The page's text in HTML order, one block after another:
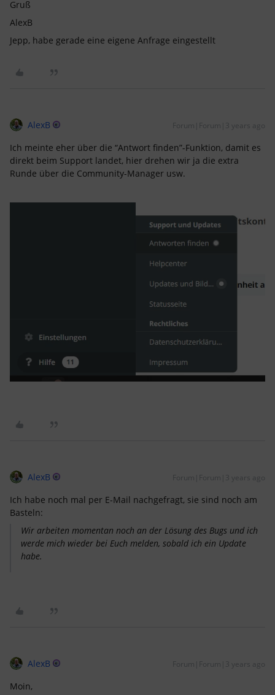
Gruß
AlexB
Jepp, habe gerade eine eigene Anfrage eingestellt
AlexB Forum|Forum|3 years ago
Ich meinte eher über die “Antwort finden”-Funktion, damit es
direkt beim Support landet, hier drehen wir ja die extra
Runde über die Community-Manager usw.
AlexB Forum|Forum|3 years ago
Ich habe noch mal per E-Mail nachgefragt, sie sind noch am
Basteln:
Wir arbeiten momentan noch an der Lösung des Bugs und ich
werde mich wieder bei Euch melden, sobald ich ein Update
habe.
AlexB Forum|Forum|3 years ago
Moin,